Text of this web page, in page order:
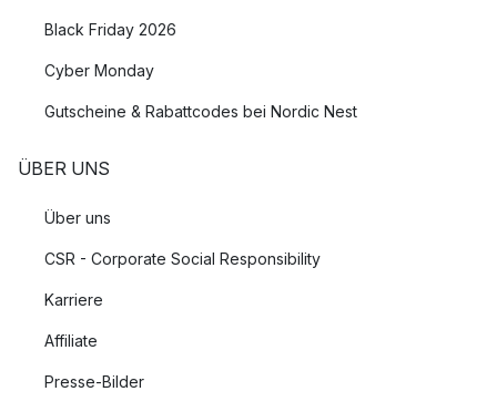
Black Friday 2026
Cyber Monday
Gutscheine & Rabattcodes bei Nordic Nest
ÜBER UNS
Über uns
CSR - Corporate Social Responsibility
Karriere
Affiliate
Presse-Bilder